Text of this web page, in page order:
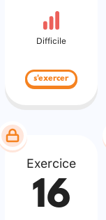
Difficile
s'exercer
Exercice
16